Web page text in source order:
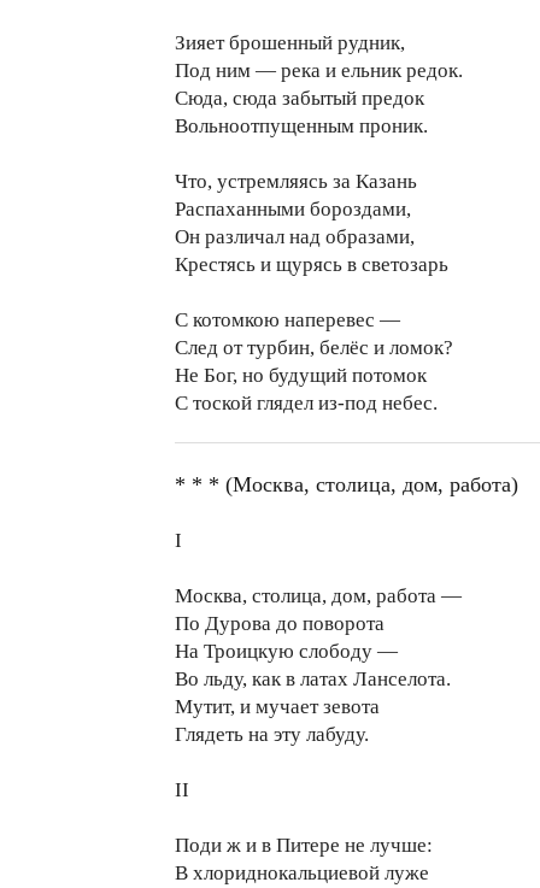
Зияет брошенный рудник,
Под ним — река и ельник редок.
Сюда, сюда забытый предок
Вольноотпущенным проник.
Что, устремляясь за Казань
Распаханными бороздами,
Он различал над образами,
Крестясь и щурясь в светозарь
С котомкою наперевес —
След от турбин, белёс и ломок?
Не Бог, но будущий потомок
С тоской глядел из-под небес.
* * * (Москва, столица, дом, работа)
I
Москва, столица, дом, работа —
По Дурова до поворота
На Троицкую слободу —
Во льду, как в латах Ланселота.
Мутит, и мучает зевота
Глядеть на эту лабуду.
II
Поди ж и в Питере не лучше:
В хлориднокальциевой луже